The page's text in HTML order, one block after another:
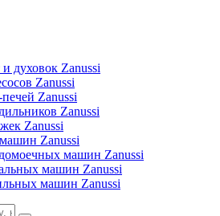
духовок Zanussi
Zanussi
Zanussi
Zanussi
Zanussi
Zanussi
машин Zanussi
машин Zanussi
машин Zanussi